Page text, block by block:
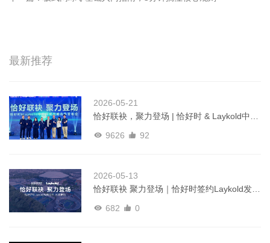
最新推荐
2026-05-21
恰好联袂，聚力登场 | 恰好时 & Laykold中国
9626 92
2026-05-13
恰好联袂 聚力登场｜恰好时签约Laykold发布
682 0